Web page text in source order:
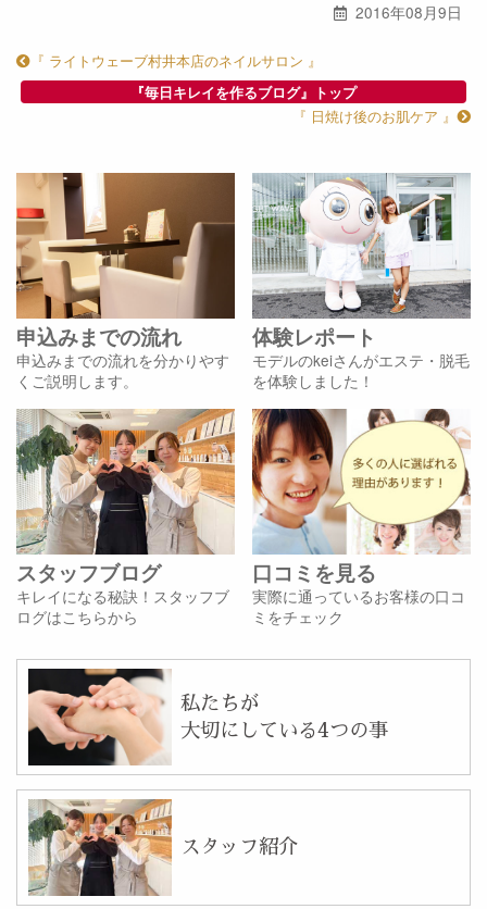
2016年08月9日
『 ライトウェーブ村井本店のネイルサロン 』
『毎日キレイを作るブログ』トップ
『 日焼け後のお肌ケア 』
申込みまでの流れ
申込みまでの流れを分かりやす
くご説明します。
体験レポート
モデルのkeiさんがエステ・脱毛
を体験しました！
スタッフブログ
キレイになる秘訣！スタッフブ
ログはこちらから
口コミを見る
実際に通っているお客様の口コ
ミをチェック
私たちが
大切にしている4つの事
スタッフ紹介